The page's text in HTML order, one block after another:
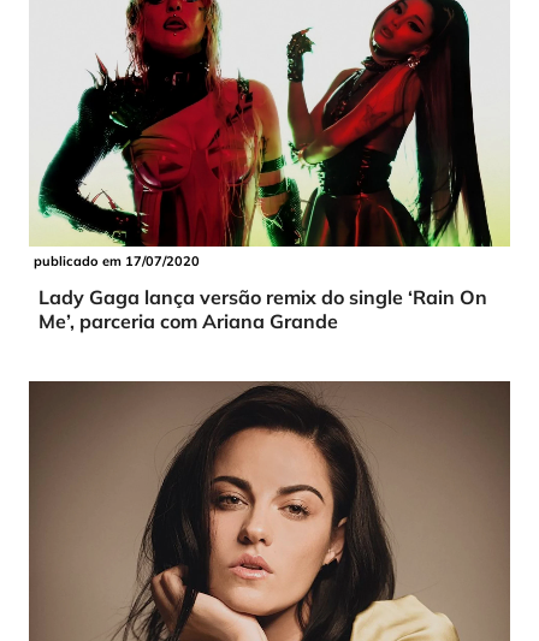
publicado em 17/07/2020
Lady Gaga lança versão remix do single ‘Rain On
Me’, parceria com Ariana Grande